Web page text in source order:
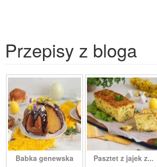
Przepisy z bloga
Babka genewska Pasztet z jajek z...